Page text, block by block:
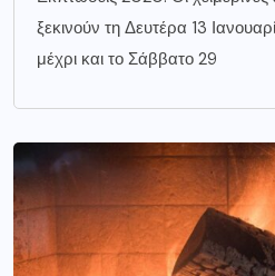
ξεκινούν τη Δευτέρα 13
μέχρι και το Σάββατο 29